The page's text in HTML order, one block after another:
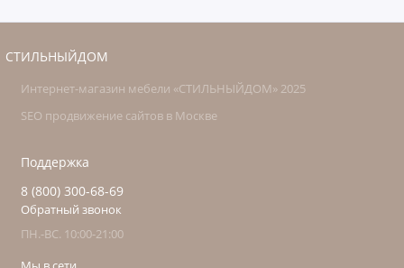
СТИЛЬНЫЙДОМ
Интернет-магазин мебели «СТИЛЬНЫЙДОМ» 2025
SEO продвижение сайтов в Москве
Поддержка
8 (800) 300-68-69
Обратный звонок
ПН.-ВС. 10:00-21:00